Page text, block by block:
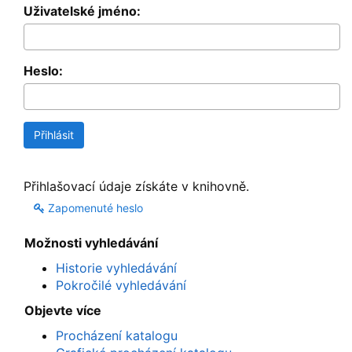
Uživatelské jméno:
Heslo:
Přihlašovací údaje získáte v knihovně.
Zapomenuté heslo
Možnosti vyhledávání
Historie vyhledávání
Pokročilé vyhledávání
Objevte více
Procházení katalogu